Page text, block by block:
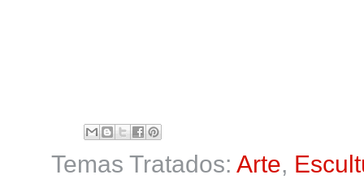
Temas Tratados: Arte,